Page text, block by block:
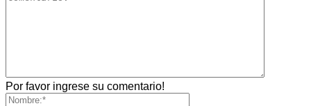
Por favor ingrese su comentario!